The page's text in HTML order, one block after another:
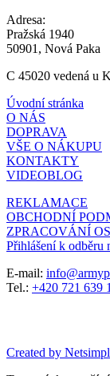
Adresa:
Pražská 1940
50901, Nová Paka
C 45020 vedená u
Úvodní stránka
O NÁS
DOPRAVA
VŠE O NÁKUPU
KONTAKTY
VIDEOBLOG
REKLAMACE
OBCHODNÍ
ZPRACOVÁNÍ
Přihlášení k odběru
E-mail:
Tel.: +420 721 639
Created by